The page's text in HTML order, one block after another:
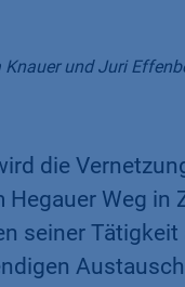
Knauer und Juri
die
Hegauer Weg
seiner